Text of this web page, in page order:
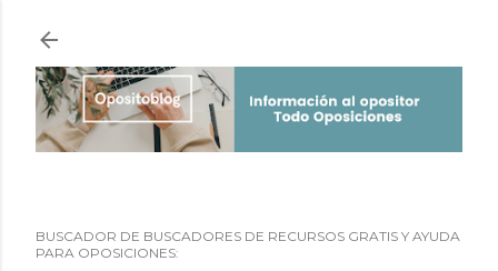
BUSCADOR DE BUSCADORES DE RECURSOS GRATIS Y AYUDA
PARA OPOSICIONES: